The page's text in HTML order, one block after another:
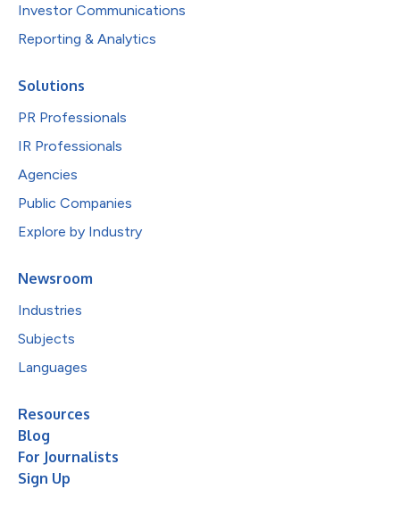
Investor Communications
Reporting & Analytics
Solutions
PR Professionals
IR Professionals
Agencies
Public Companies
Explore by Industry
Newsroom
Industries
Subjects
Languages
Resources
Blog
For Journalists
Sign Up